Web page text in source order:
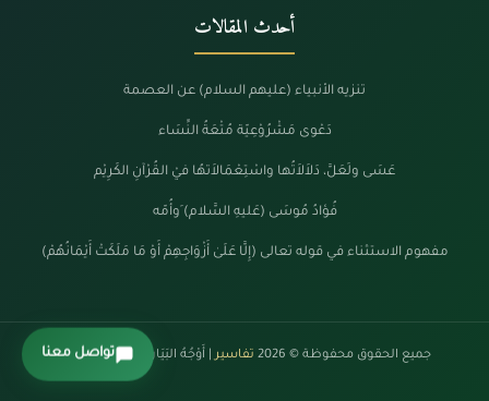
أحدث المقالات
تنزيه الأنبياء (عليهم السلام) عن العصمة
دَعْوى مَشْرُوْعِيّة مُتْعَةُ النِّسَاء
عَسَى ولَعَلَّ، دَلاَلاَتُها واسْتِعْمَالاَتهُا فيْ القُرْآنِ الكَرِيْم
فُؤادُ مُوسَى (عَليهِ السَّلام) َوأُمّه
مفهوم الاستثناء في قوله تعالى (إِلَّا عَلَىٰ أَزْوَاجِهِمْ أَوْ مَا مَلَكَتْ أَيْمَانُهُمْ)
جميع الحقوق محفوظة © 2026 تفاسير| أَوْجُهُ البَيَانْ فِي كَلَامِ الرَّحْمَنْ
تواصل معنا